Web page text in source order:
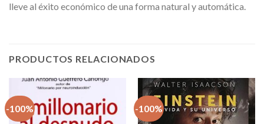
lleve al éxito económico de una forma natural y automática.
PRODUCTOS RELACIONADOS
-100% -100%